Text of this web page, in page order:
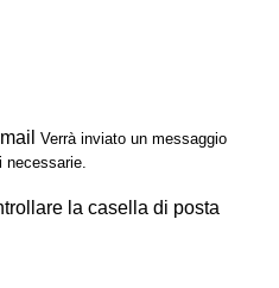
Verrà inviato un messaggio
necessarie.
la casella di posta